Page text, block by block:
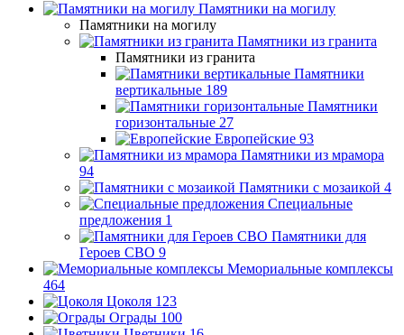
Памятники на могилу
Памятники на могилу
Памятники из гранита
Памятники из гранита
Памятники
вертикальные 189
Памятники
горизонтальные 27
Европейские 93
Памятники из мрамора
94
Памятники с мозаикой 4
Специальные
предложения 1
Памятники для
Героев СВО 9
Мемориальные комплексы
464
Цоколя 123
Ограды 100